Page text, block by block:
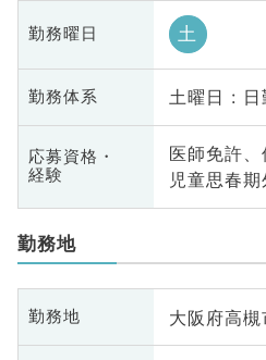
勤務曜日 土
勤務体系 土曜日 : 日
応募資格・
経験
医師免許
児童思春
勤務地
勤務地 大阪府高槻